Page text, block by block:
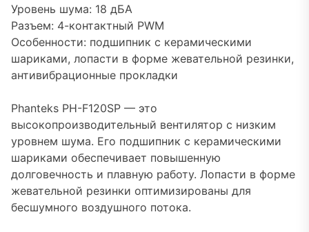
Уровень шума: 18 дБА
Разъем: 4-контактный PWM
Особенности: подшипник с керамическими
шариками, лопасти в форме жевательной резинки,
антивибрационные прокладки
Phanteks PH-F120SP — это
высокопроизводительный вентилятор с низким
уровнем шума. Его подшипник с керамическими
шариками обеспечивает повышенную
долговечность и плавную работу. Лопасти в форме
жевательной резинки оптимизированы для
бесшумного воздушного потока.